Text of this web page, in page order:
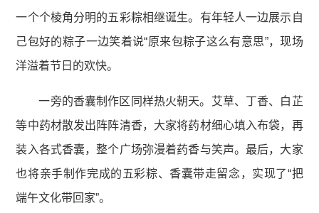
一个个棱角分明的五彩粽相继诞生。有年轻人一边展示自
己包好的粽子一边笑着说“原来包粽子这么有意思”，现场
洋溢着节日的欢快。
一旁的香囊制作区同样热火朝天。艾草、丁香、白芷
等中药材散发出阵阵清香，大家将药材细心填入布袋，再
装入各式香囊，整个广场弥漫着药香与笑声。最后，大家
也将亲手制作完成的五彩粽、香囊带走留念，实现了“把
端午文化带回家”。